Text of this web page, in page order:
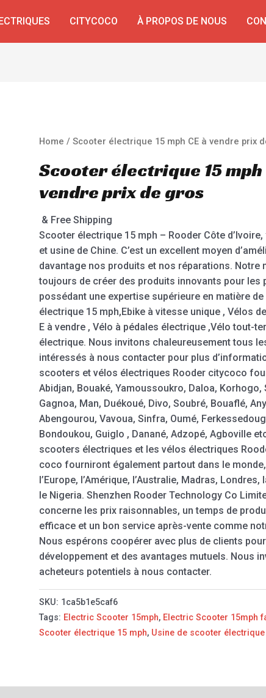
CITYCOCO À PROPOS DE NOUS
Home / Scooter électrique 15 mph CE à vendre prix
Scooter électrique 15 mph
vendre prix de gros
& Free Shipping
Scooter électrique 15 mph – Rooder Côte
et usine de Chine. C’est un excellent moyen
davantage nos produits et nos réparations. Notre
toujours de créer des produits innovants pour les
possédant une expertise supérieure en matière
électrique 15 mph,Ebike à vitesse unique , Vélos
E à vendre , Vélo à pédales électrique ,Vélo tout-
électrique. Nous invitons chaleureusement tous
intéressés à nous contacter pour plus
scooters et vélos électriques Rooder citycoco
Abidjan, Bouaké, Yamoussoukro, Daloa, Korhogo,
Gagnoa, Man, Duékoué, Divo, Soubré, Bouaflé,
Abengourou, Vavoua, Sinfra, Oumé,
Bondoukou, Guiglo , Danané, Adzopé, Agboville
scooters électriques et les vélos électriques
coco fourniront également partout dans le
l’Europe, l’Amérique, l’Australie, Madras, Londres,
le Nigeria. Shenzhen Rooder Technology Co
concerne les prix raisonnables, un temps de
efficace et un bon service après-vente comme
Nous espérons coopérer avec plus de clients
développement et des avantages mutuels. Nous
acheteurs potentiels à nous contacter.
SKU: 1ca5b1e5caf6
Tags: Electric Scooter 15mph, Electric Scooter 15mph
Scooter électrique 15 mph, Usine de scooter électrique